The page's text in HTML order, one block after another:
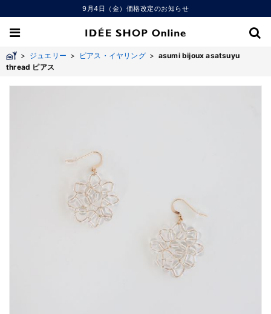
9月4日（金）価格改定のお知らせ
> ジュエリー > ピアス・イヤリング> asumi bijoux asatsuyu
thread ピアス